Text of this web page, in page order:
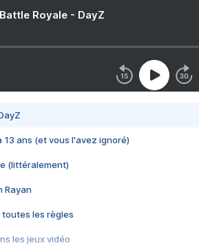
Royale - DayZ
13 ans (et vous l'avez ignoré)
(littéralement)
Rayan
toutes les règles
les jeux vidéo